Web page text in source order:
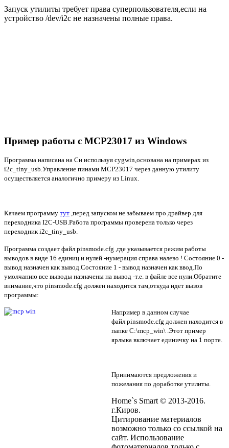
Запуск утилиты требует права суперпользователя,если на
устройство /dev/i2c не назначены полные права.
Пример работы с MCP23017 из Windows
Программа написана на Си используя cygwin,основана на примерах из
i2c_tiny_usb.Управление пинами MCP23017 через данную утилиту
осуществляется аналогично примеру из Linux.
Качаем программу тут ,перед запуском не забываем про драйвер для
переходника I2C-USB.Работа программы проверена только через
переходник i2c_tiny_usb.
Программа создает файл pinsmode.cfg ,где указывается режим работы
выводов в виде 16 единиц и нулей -нумерация справа налево ! Состояние 0 -
вывод назначен как вывод.Состояние 1 - вывод назначен как ввод.По
умолчанию все выводы назначены на вывод -т.е. в файле все нули.Обратите
внимание,что pinsmode.cfg должен находится там,откуда идет вызов
программы:
Например в данном случае
файл pinsmode.cfg должен находится в
папке C:\mcp_win\ .Этот пример
ярлыка включает единичку на 1 порте.
Принимаются предложения и
пожелания по доработке утилиты.
Home`s Smart © 2013-2016.
г.Киров.
Цитирование материалов
возможно только со ссылкой на
сайт. Использование